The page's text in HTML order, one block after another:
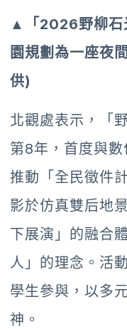
▲「2026野柳石
園規劃為一座夜
供)
北觀處表示，「
第8年，首度與數
推動「全民徵件
影於仿真雙后地
下展演」的融合
人」的理念。活
學生參與，以多
神。